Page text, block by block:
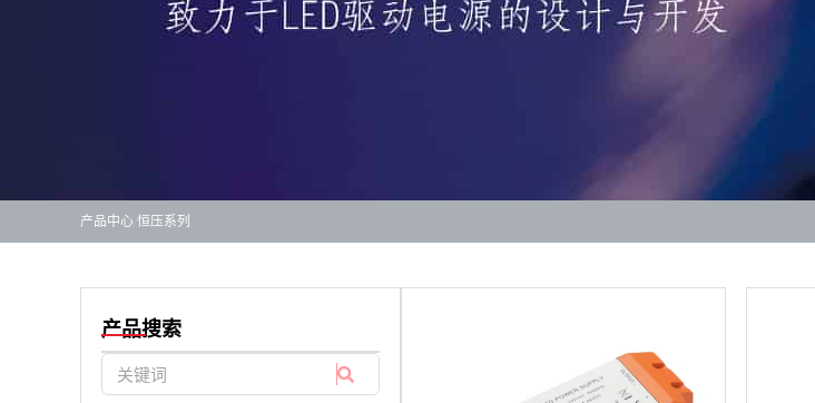
产品中心 恒压系列
产品搜索